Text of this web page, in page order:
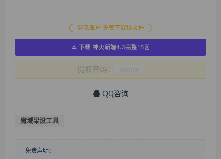
登录账户 免费下载该文件
下载 神火新端4.3完整15区
提取密码：
QQ咨询
魔域架设工具
免责声明：